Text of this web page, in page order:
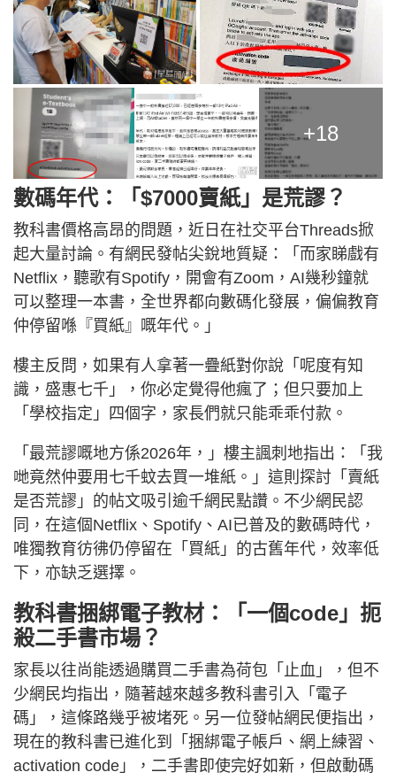
+18
數碼年代：「$7000賣紙」是荒謬？
教科書價格高昂的問題，近日在社交平台Threads掀
起大量討論。有網民發帖尖銳地質疑：「而家睇戲有
Netflix，聽歌有Spotify，開會有Zoom，AI幾秒鐘就
可以整理一本書，全世界都向數碼化發展，偏偏教育
仲停留喺『買紙』嘅年代。」
樓主反問，如果有人拿著一疊紙對你說「呢度有知
識，盛惠七千」，你必定覺得他瘋了；但只要加上
「學校指定」四個字，家長們就只能乖乖付款。
「最荒謬嘅地方係2026年，」樓主諷刺地指出：「我
哋竟然仲要用七千蚊去買一堆紙。」這則探討「賣紙
是否荒謬」的帖文吸引逾千網民點讚。不少網民認
同，在這個Netflix、Spotify、AI已普及的數碼時代，
唯獨教育彷彿仍停留在「買紙」的古舊年代，效率低
下，亦缺乏選擇。
教科書捆綁電子教材：「一個code」扼
殺二手書市場？
家長以往尚能透過購買二手書為荷包「止血」，但不
少網民均指出，隨著越來越多教科書引入「電子
碼」，這條路幾乎被堵死。另一位發帖網民便指出，
現在的教科書已進化到「捆綁電子帳戶、網上練習、
activation code」，二手書即使完好如新，但啟動碼